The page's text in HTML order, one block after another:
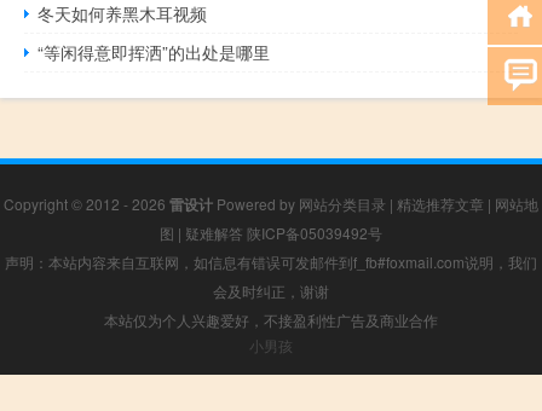
冬天如何养黑木耳视频
“等闲得意即挥洒”的出处是哪里
Copyright © 2012 - 2026 雷设计 Powered by 网站分类目录 | 精选推荐文章 | 网站地
图 | 疑难解答 陕ICP备05039492号
声明：本站内容来自互联网，如信息有错误可发邮件到f_fb#foxmail.com说明，我们
会及时纠正，谢谢
本站仅为个人兴趣爱好，不接盈利性广告及商业合作
小男孩